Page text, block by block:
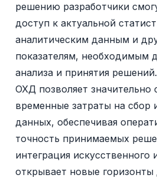
решению разработчики
доступ к актуальной
аналитическим данным и
показателям, необходимым
анализа и принятия
ОХД позволяет значительно
временные затраты на сбор
данных, обеспечивая
точность принимаемых
интеграция искусственного
открывает новые горизонты